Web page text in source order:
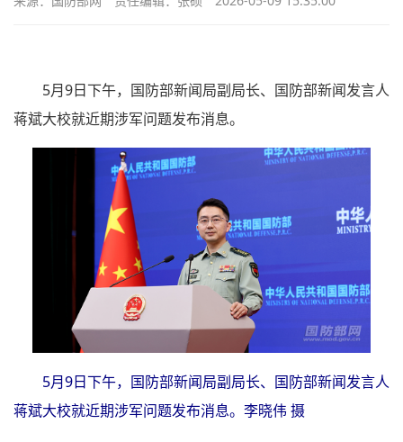
5月9日下午，国防部新闻局副局长、国防部新闻发言人
蒋斌大校就近期涉军问题发布消息。
5月9日下午，国防部新闻局副局长、国防部新闻发言人
蒋斌大校就近期涉军问题发布消息。李晓伟 摄